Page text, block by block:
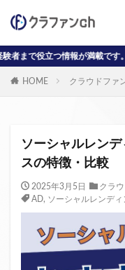
載です。
HOME クラウドファ
ソーシャルレン
スの特徴・比較
2025年3月5日 クラ
AD, ソーシャルレンディ
カテゴリー
AD J-reit
クラウドファンディ
クラウファンディン
デジタル証券
不動産クラウドファ
不動産クラウドファ
事業者向け 元